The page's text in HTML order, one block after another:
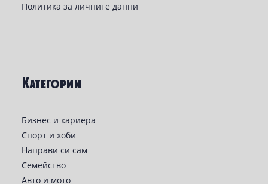
Политика за личните данни
Категории
Бизнес и кариера
Спорт и хоби
Направи си сам
Семейство
Авто и мото